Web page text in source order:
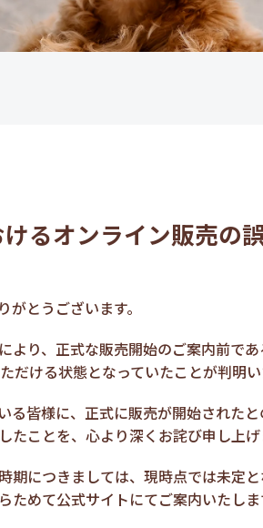
けるオンライン販売の
とうございます。
り、正式な販売開始のご案内前であ
ける状態となっていたことが判明い
皆様に、正式に販売が開始された
ことを、心より深くお詫び申し上げ
につきましては、現時点では未定と
めて公式サイトにてご案内いたしま